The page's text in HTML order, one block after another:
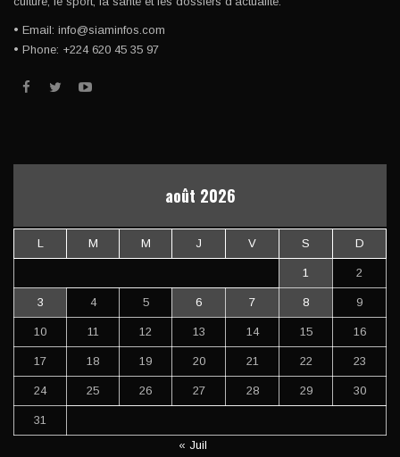
• Email: info@siaminfos.com
• Phone: +224 620 45 35 97
août 2026
L M M J V S D
1 2
3 4 5 6 7 8 9
10 11 12 13 14 15 16
17 18 19 20 21 22 23
24 25 26 27 28 29 30
31
« Juil